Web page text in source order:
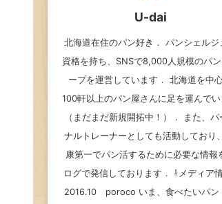
U-dai
北海道在住のパン好き． パンシェルジ
資格を持ち、SNSで8,000人規模のパ
ープを運営しています． 北海道を中
100軒以上のパン屋さんに足を運んでい
（まだまだ新規開拓中！）． また、パ
ナルトレーナーとしても活動しており
康第一でパン活するために必要な情報
ログで発信しております． ⇩メディア
2016.10 poroco いま、食べたいパン